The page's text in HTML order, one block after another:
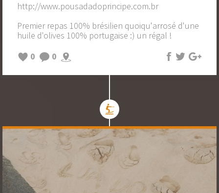
http://www.pousadadoprincipe.com.br
Premier repas 100% brésilien quoiqu'arrosé d'une
huile d'olives 100% portugaise :) un régal !
0
0